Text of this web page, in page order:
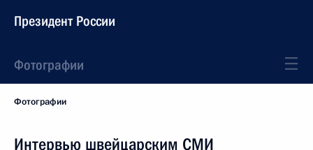
Президент России
Фотографии
Фотографии
Интервью швейцарским СМИ